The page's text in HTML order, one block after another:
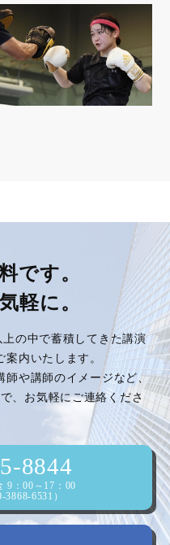
です。
軽に。
の中で蓄積してきた講演
内いたします。
師や講師のイメージなど、
、お気軽にご連絡くださ
8844
：00～17：00
3868-6531）